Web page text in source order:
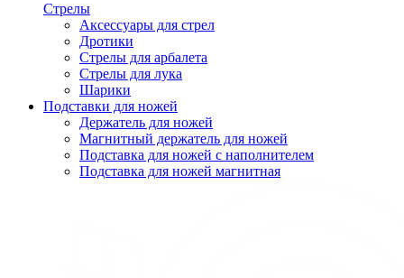
Стрелы
Аксессуары для стрел
Дротики
Стрелы для арбалета
Стрелы для лука
Шарики
Подставки для ножей
Держатель для ножей
Магнитный держатель для ножей
Подставка для ножей с наполнителем
Подставка для ножей магнитная